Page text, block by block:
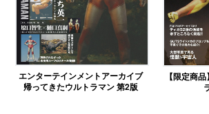
エンターテインメントアーカイブ
帰ってきたウルトラマン 第2版
【限定商